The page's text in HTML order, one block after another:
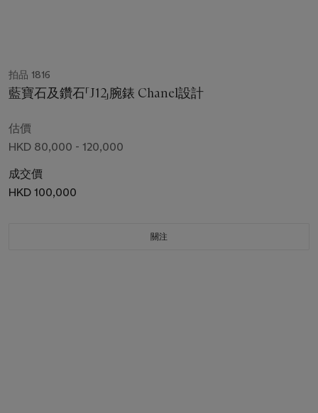
拍品 1816
藍寶石及鑽石「J12」腕錶 Chanel設計
估價
HKD 80,000 - 120,000
成交價
HKD 100,000
關注